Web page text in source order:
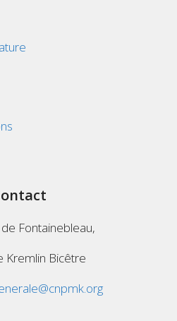
Fontainebleau,
Kremlin Bicêtre